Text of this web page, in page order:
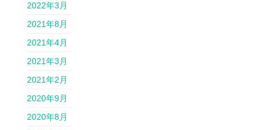
2022年3月
2021年8月
2021年4月
2021年3月
2021年2月
2020年9月
2020年8月